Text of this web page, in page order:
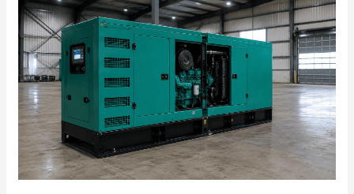
El
Jeneratör
Alan
Yerler